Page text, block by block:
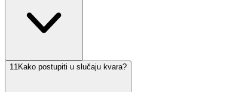
11 Kako postupiti u slučaju kvara?